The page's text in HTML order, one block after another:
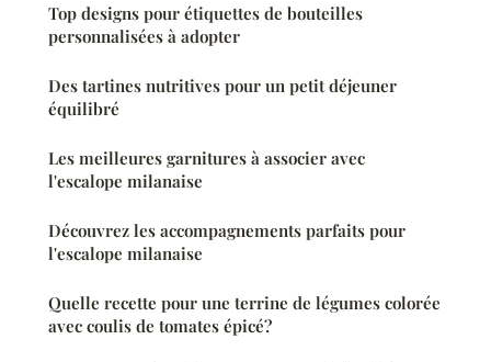
Top designs pour étiquettes de bouteilles
personnalisées à adopter
Des tartines nutritives pour un petit déjeuner
équilibré
Les meilleures garnitures à associer avec
l'escalope milanaise
Découvrez les accompagnements parfaits pour
l'escalope milanaise
Quelle recette pour une terrine de légumes colorée
avec coulis de tomates épicé?